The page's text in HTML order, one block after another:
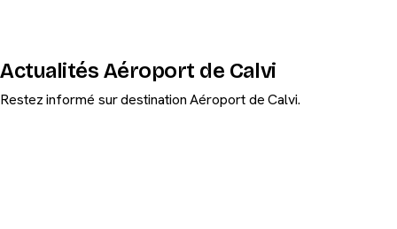
Actualités Aéroport de Calvi
Restez informé sur destination Aéroport de Calvi.